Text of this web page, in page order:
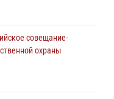
совещание-
охраны